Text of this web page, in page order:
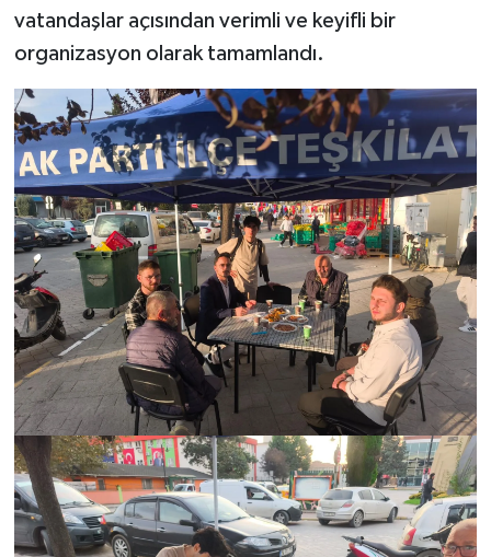
vatandaşlar açısından verimli ve keyifli bir
organizasyon olarak tamamlandı.